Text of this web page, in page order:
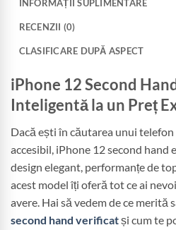
INFORMAȚII SUPLIMENTARE
RECENZII (0)
CLASIFICARE DUPĂ ASPECT
iPhone 12 Second
Inteligentă la un Preț
Dacă ești în căutarea unui
accesibil, iPhone 12 second hand
design elegant, performanțe de
acest model îți oferă tot ce ai
avere. Hai să vedem de ce merită
second hand verificatși cum te